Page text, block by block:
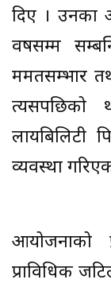
दिए । उनका
वर्षसम्म
मर्मतसम्भार
त्यसपछिको
लायबिलिटी
व्यवस्था
आयोजनाको
प्राविधिक